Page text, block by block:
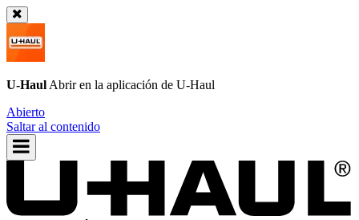
U-Haul Abrir en la aplicación de U-Haul
Abierto
Saltar al contenido